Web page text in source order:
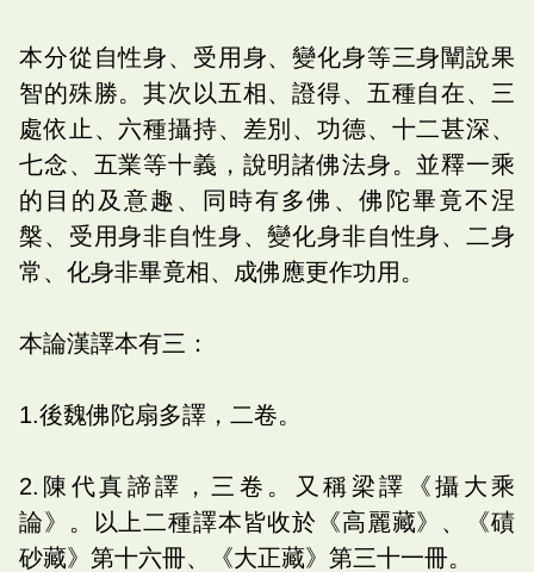
本分從自性身、受用身、變化身等三身闡說果
智的殊勝。其次以五相、證得、五種自在、三
處依止、六種攝持、差別、功德、十二甚深、
七念、五業等十義，說明諸佛法身。並釋一乘
的目的及意趣、同時有多佛、佛陀畢竟不涅
槃、受用身非自性身、變化身非自性身、二身
常、化身非畢竟相、成佛應更作功用。
本論漢譯本有三：
1.後魏佛陀扇多譯，二卷。
2.陳代真諦譯，三卷。又稱梁譯《攝大乘
論》。以上二種譯本皆收於《高麗藏》、《磧
砂藏》第十六冊、《大正藏》第三十一冊。